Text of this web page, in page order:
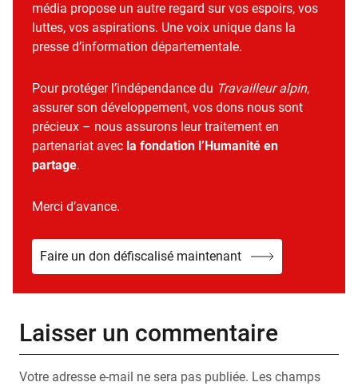
média propose un autre regard sur vos espoirs, vos
luttes, vos aspirations. Une voix unique dans la
presse d’information départementale.
Pour protéger l’indépendance du Travailleur alpin,
assurer son développement, vos dons nous sont
précieux – nous assurons leur traitement en
partenariat avec la fondation l’Humanité en
partage.
Merci d’avance.
Faire un don défiscalisé maintenant
Laisser un commentaire
Votre adresse e-mail ne sera pas publiée. Les champs